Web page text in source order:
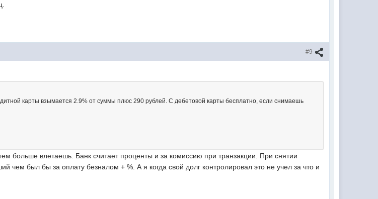
#9
карты взымается 2.9% от суммы плюс 290 рублей. С дебетовой карты бесплатно, если снимаешь
больше влетаешь. Банк считает проценты и за комиссию при транзакции. При снятии
чем был бы за оплату безналом + %. А я когда свой долг контролировал это не учел за что и